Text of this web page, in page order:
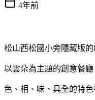
4年前
松山西松國小旁隱藏版
以雲朵為主題的創意餐
色、相、味、具全的特